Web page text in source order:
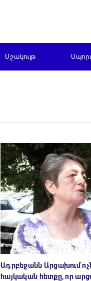
Մշակույթ
Ադրբեջանն Արցախում
հայկական հետքը, որ